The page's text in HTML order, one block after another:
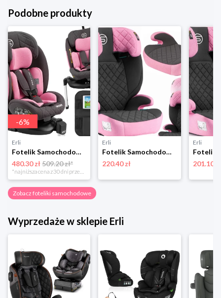
Podobne produkty
-6%
Erli
Fotelik Samochodowy Sesttino i-Size 40-150 cm Obrotowy 360° 0-36 kg ISOFIX
480.30 zł509.20 zł*
*najniższa cena z 30 dni przed obniżką
Erli
Fotelik Samochodowy Sesttino Armor Pro ISOFIX 100 - 150 cm I-Size 15 - 36kg
220.40 zł
Erli
201.10 zł
Zobacz foteliki samochodowe
Wyprzedaże w sklepie Erli